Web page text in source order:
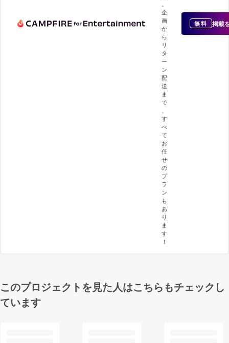
企
画
か
ら
リ
タ
ー
ン
配
送
ま
で
す
べ
て
お
任
せ
の
プ
ラ
ン
も
あ
り
ま
す
！
無料 掲載
このプロジェクトを見た人はこちらもチェックし
ています